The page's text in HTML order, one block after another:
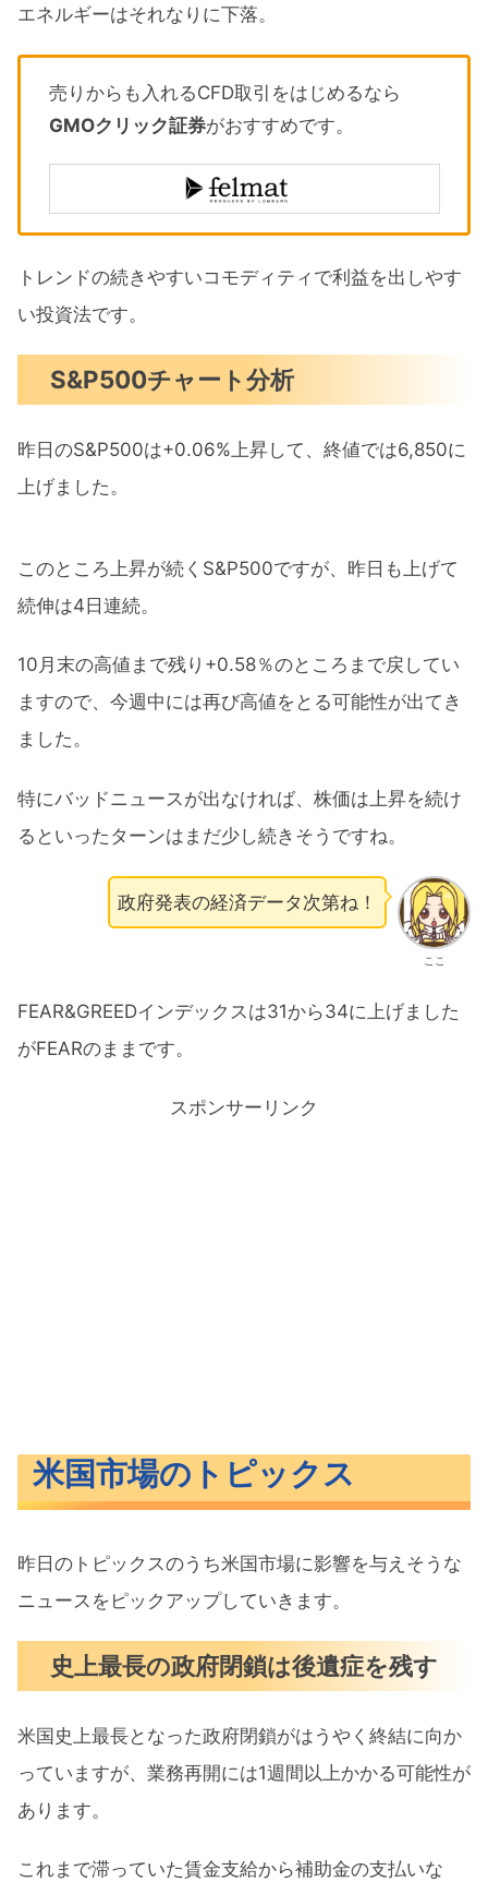
エネルギーはそれなりに下落。
売りからも入れるCFD取引をはじめるなら
GMOクリック証券がおすすめです。
トレンドの続きやすいコモディティで利益を出しやす
い投資法です。
S&P500チャート分析
昨日のS&P500は+0.06%上昇して、終値では6,850に
上げました。
このところ上昇が続くS&P500ですが、昨日も上げて
続伸は4日連続。
10月末の高値まで残り+0.58％のところまで戻してい
ますので、今週中には再び高値をとる可能性が出てき
ました。
特にバッドニュースが出なければ、株価は上昇を続け
るといったターンはまだ少し続きそうですね。
ここ
政府発表の経済データ次第ね！
FEAR&GREEDインデックスは31から34に上げました
がFEARのままです。
スポンサーリンク
米国市場のトピックス
昨日のトピックスのうち米国市場に影響を与えそうな
ニュースをピックアップしていきます。
史上最長の政府閉鎖は後遺症を残す
米国史上最長となった政府閉鎖がはうやく終結に向か
っていますが、業務再開には1週間以上かかる可能性が
あります。
これまで滞っていた賃金支給から補助金の支払いな